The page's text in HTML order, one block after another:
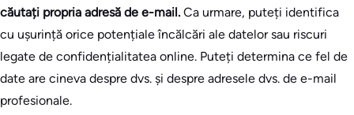
căutați propria adresă de e-mail. Ca urmare, puteți identifica
cu ușurință orice potențiale încălcări ale datelor sau riscuri
legate de confidențialitatea online. Puteți determina ce fel de
date are cineva despre dvs. și despre adresele dvs. de e-mail
profesionale.